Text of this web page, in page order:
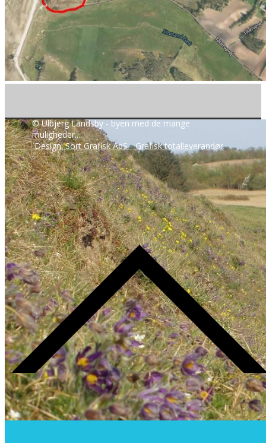
© Ulbjerg Landsby - byen med de mange
muligheder....
Design: Sort Grafisk ApS - Grafisk totalleverandør